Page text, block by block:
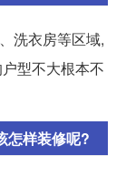
洗衣房等区域,
型不大根本不
怎样装修呢?